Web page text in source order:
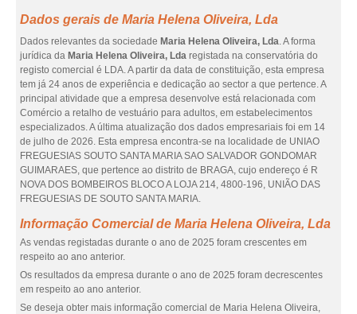
Dados gerais de Maria Helena Oliveira, Lda
Dados relevantes da sociedade Maria Helena Oliveira, Lda. A forma
jurídica da Maria Helena Oliveira, Lda registada na conservatória do
registo comercial é LDA. A partir da data de constituição, esta empresa
tem já 24 anos de experiência e dedicação ao sector a que pertence. A
principal atividade que a empresa desenvolve está relacionada com
Comércio a retalho de vestuário para adultos, em estabelecimentos
especializados. A última atualização dos dados empresariais foi em 14
de julho de 2026. Esta empresa encontra-se na localidade de UNIAO
FREGUESIAS SOUTO SANTA MARIA SAO SALVADOR GONDOMAR
GUIMARAES, que pertence ao distrito de BRAGA, cujo endereço é R
NOVA DOS BOMBEIROS BLOCO A LOJA 214, 4800-196, UNIÃO DAS
FREGUESIAS DE SOUTO SANTA MARIA.
Informação Comercial de Maria Helena Oliveira, Lda
As vendas registadas durante o ano de 2025 foram crescentes em
respeito ao ano anterior.
Os resultados da empresa durante o ano de 2025 foram decrescentes
em respeito ao ano anterior.
Se deseja obter mais informação comercial de Maria Helena Oliveira,